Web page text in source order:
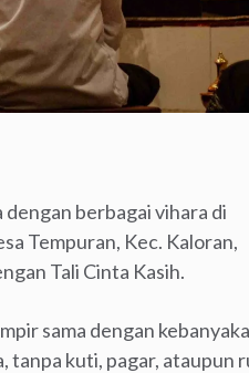
berbagai vihara di
Tempuran, Kec. Kaloran,
Tali Cinta Kasih.
sama dengan
tanpa kuti, pagar, ataupun